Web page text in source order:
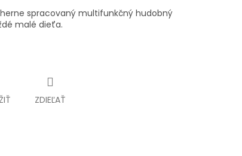
spracovaný multifunkčný hudobný
malé dieťa.
ZDIEĽAŤ